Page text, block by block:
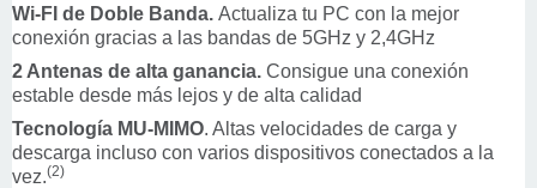
Wi-FI de Doble Banda. Actualiza tu PC con la mejor
conexión gracias a las bandas de 5GHz y 2,4GHz
2 Antenas de alta ganancia. Consigue una conexión
estable desde más lejos y de alta calidad
Tecnología MU-MIMO. Altas velocidades de carga y
descarga incluso con varios dispositivos conectados a la
vez.(2)